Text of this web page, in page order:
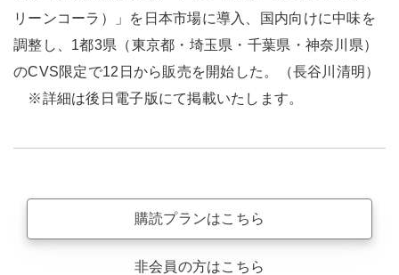
リーンコーラ）」を日本市場に導入、国内向けに中味を
調整し、1都3県（東京都・埼玉県・千葉県・神奈川県）
のCVS限定で12日から販売を開始した。（長谷川清明）
※詳細は後日電子版にて掲載いたします。
購読プランはこちら
非会員の方はこちら